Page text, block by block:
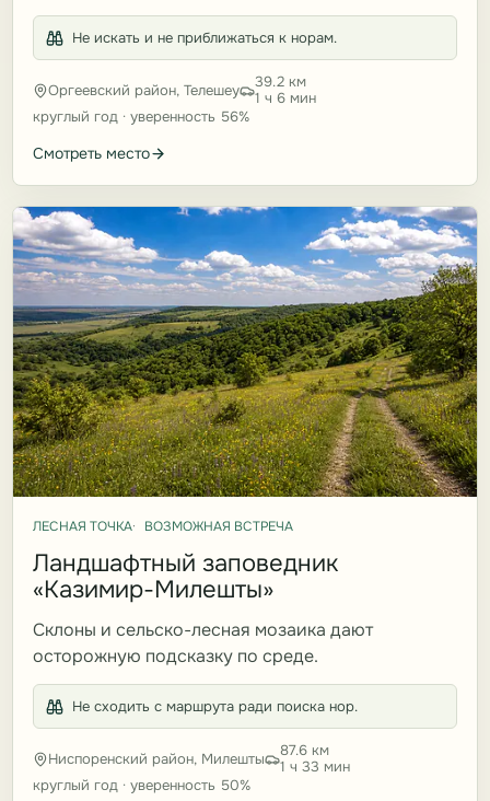
Не искать и не приближаться к норам.
Оргеевский район, Телешеу
39.2 км
1 ч 6 мин
круглый год · уверенность 56%
Смотреть место
ЛЕСНАЯ ТОЧКА ВОЗМОЖНАЯ ВСТРЕЧА
Ландшафтный заповедник
«Казимир-Милешты»
Склоны и сельско-лесная мозаика дают
осторожную подсказку по среде.
Не сходить с маршрута ради поиска нор.
Ниспоренский район, Милешты
87.6 км
1 ч 33 мин
круглый год · уверенность 50%